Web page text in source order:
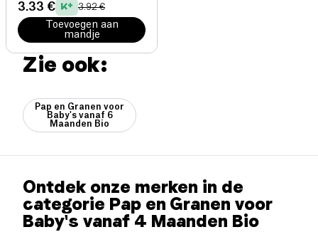
3.33 € 3.92 €
Toevoegen aan
mandje
Zie ook:
Pap en Granen voor
Baby's vanaf 6
Maanden Bio
Ontdek onze merken in de
categorie Pap en Granen voor
Baby's vanaf 4 Maanden Bio